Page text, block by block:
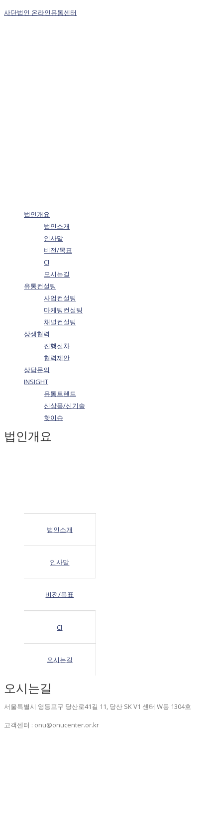
사단법인 온라인유통센터
법인개요
법인소개
인사말
비전/목표
CI
오시는길
유통컨설팅
사업컨설팅
마케팅컨설팅
채널컨설팅
상생협력
진행절차
협력제안
상담문의
INSIGHT
유통트렌드
신상품/신기술
핫이슈
법인개요
법인소개
인사말
비전/목표
CI
오시는길
오시는길
서울특별시 영등포구 당산로41길 11, 당산 SK V1 센터 W동 1304호
고객센터 : onu@onucenter.or.kr